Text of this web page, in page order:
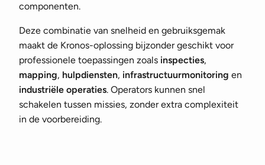
componenten.
Deze combinatie van snelheid en gebruiksgemak
maakt de Kronos-oplossing bijzonder geschikt voor
professionele toepassingen zoals inspecties,
mapping, hulpdiensten, infrastructuurmonitoring en
industriële operaties. Operators kunnen snel
schakelen tussen missies, zonder extra complexiteit
in de voorbereiding.